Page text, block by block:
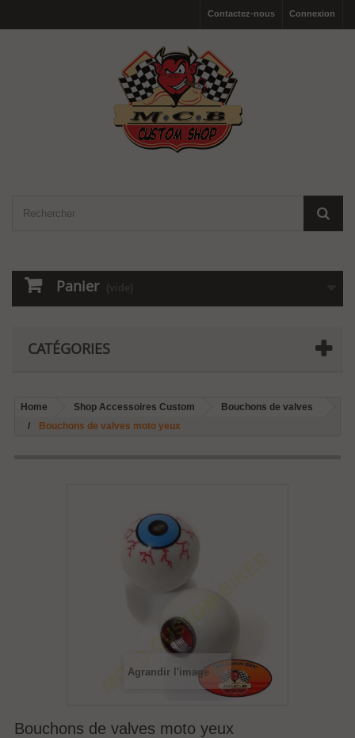
Connexion
Contactez-nous
Panier (vide)
CATÉGORIES
Home Shop Accessoires Custom
Bouchons de valves
Bouchons de valves moto yeux
Agrandir l'image
Bouchons de valves moto yeux